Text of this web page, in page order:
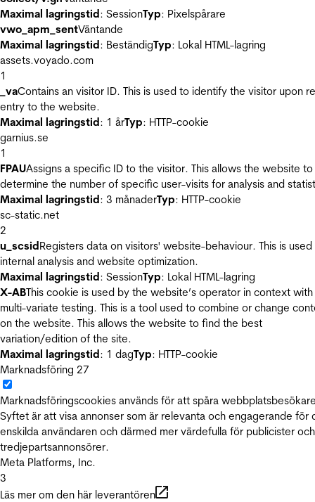
Maximal lagringstid: SessionTyp: Pixelspårare
vwo_apm_sentVäntande
Maximal lagringstid: BeständigTyp: Lokal HTML-lagring
assets.voyado.com
1
_vaContains an visitor ID. This is used to identify the visitor upon
entry to the website.
Maximal lagringstid: 1 årTyp: HTTP-cookie
garnius.se
1
FPAUAssigns a specific ID to the visitor. This allows the website to
determine the number of specific user-visits for analysis and
Maximal lagringstid: 3 månaderTyp: HTTP-cookie
sc-static.net
2
u_scsidRegisters data on visitors' website-behaviour. This is
internal analysis and website optimization.
Maximal lagringstid: SessionTyp: Lokal HTML-lagring
X-ABThis cookie is used by the website’s operator in context with
multi-variate testing. This is a tool used to combine or change
on the website. This allows the website to find the best
variation/edition of the site.
Maximal lagringstid: 1 dagTyp: HTTP-cookie
Marknadsföring 27
Marknadsföringscookies används för att spåra
Syftet är att visa annonser som är relevanta och engagerande för
enskilda användaren och därmed mer värdefulla för publicister och
tredjepartsannonsörer.
Meta Platforms, Inc.
3
Läs mer om den här leverantören